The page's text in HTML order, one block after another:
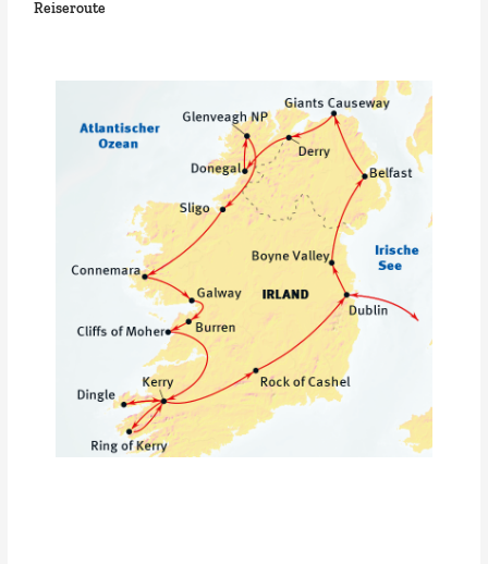
Reiseroute